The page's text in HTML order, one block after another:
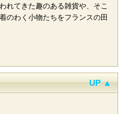
れてきた趣のある雑貨や、そこ
のわく小物たちをフランスの田
UP ▲